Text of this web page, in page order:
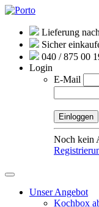
Lieferung
Sicher
040 / 875 00
Login
E-Mail
Noch kein
Unser Angebot
Kochbox